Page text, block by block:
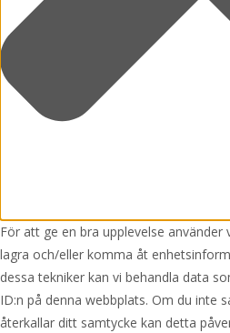
För att ge en bra upplevelse
lagra och/eller komma åt
dessa tekniker kan vi behandla data
ID:n på denna webbplats. Om du inte
återkallar ditt samtycke kan detta